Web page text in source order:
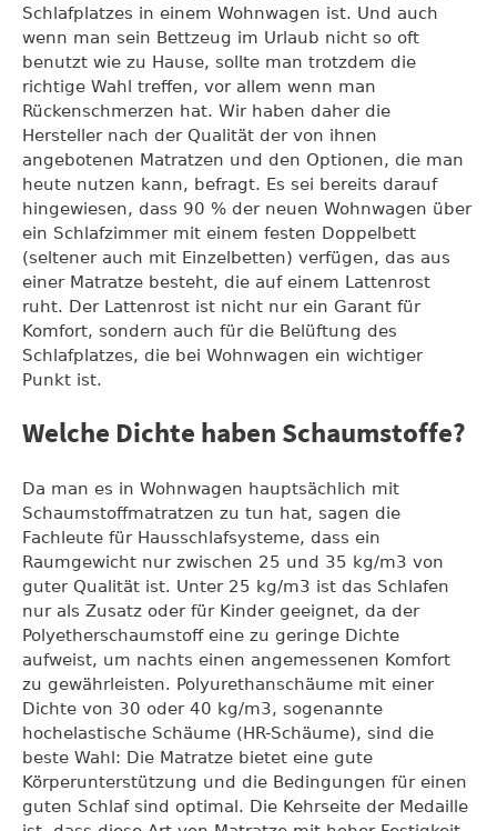
Schlafplatzes in einem Wohnwagen ist. Und auch
wenn man sein Bettzeug im Urlaub nicht so oft
benutzt wie zu Hause, sollte man trotzdem die
richtige Wahl treffen, vor allem wenn man
Rückenschmerzen hat. Wir haben daher die
Hersteller nach der Qualität der von ihnen
angebotenen Matratzen und den Optionen, die man
heute nutzen kann, befragt. Es sei bereits darauf
hingewiesen, dass 90 % der neuen Wohnwagen über
ein Schlafzimmer mit einem festen Doppelbett
(seltener auch mit Einzelbetten) verfügen, das aus
einer Matratze besteht, die auf einem Lattenrost
ruht. Der Lattenrost ist nicht nur ein Garant für
Komfort, sondern auch für die Belüftung des
Schlafplatzes, die bei Wohnwagen ein wichtiger
Punkt ist.
Welche Dichte haben Schaumstoffe?
Da man es in Wohnwagen hauptsächlich mit
Schaumstoffmatratzen zu tun hat, sagen die
Fachleute für Hausschlafsysteme, dass ein
Raumgewicht nur zwischen 25 und 35 kg/m3 von
guter Qualität ist. Unter 25 kg/m3 ist das Schlafen
nur als Zusatz oder für Kinder geeignet, da der
Polyetherschaumstoff eine zu geringe Dichte
aufweist, um nachts einen angemessenen Komfort
zu gewährleisten. Polyurethanschäume mit einer
Dichte von 30 oder 40 kg/m3, sogenannte
hochelastische Schäume (HR-Schäume), sind die
beste Wahl: Die Matratze bietet eine gute
Körperunterstützung und die Bedingungen für einen
guten Schlaf sind optimal. Die Kehrseite der Medaille